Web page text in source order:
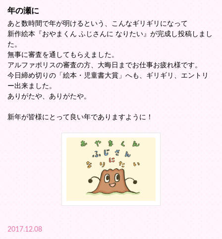
年の瀬に
あと数時間で年が明けるという、こんなギリギリになって
新作絵本『おやまくん ふじさんに なりたい』が完成し投稿しまし
た。
無事に審査を通してもらえました。
アルファポリスの審査の方、大晦日までお仕事お疲れ様です。
今日締め切りの「絵本・児童書大賞」へも、ギリギリ、エントリ
ー出来ました。
ありがたや、ありがたや。
新年が皆様にとって良い年でありますように！
2017.12.08